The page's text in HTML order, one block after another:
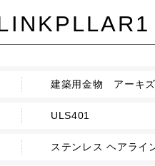
建築用金物 アーキ
ULS401
ステンレス ヘアライ